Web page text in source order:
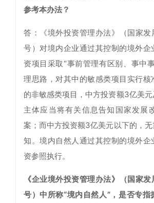
参考本办法？
答：《境外投资管理办法》（国家发
号）对境内企业通过其控制的境外企
资项目采取“事前管理有区别、事中
理思路，对其中的敏感类项目实行核
的非敏感类项目，中方投资额3亿美
主体应当将有关信息告知国家发展
案；而中方投资额3亿美元以下的，
知。境内自然人通过其控制的境外企
资参照执行。
《企业境外投资管理办法》（国家发
号）中所称“境内自然人”，是否专指